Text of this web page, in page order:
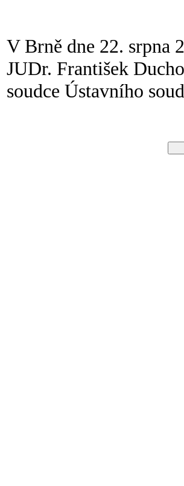
V Brně dne 22. srpna
JUDr. František
soudce Ústavního